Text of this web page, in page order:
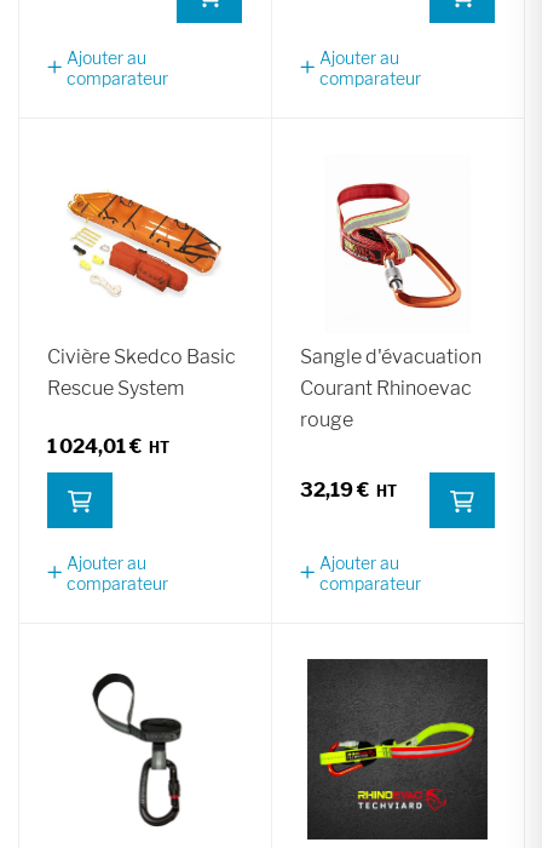
Ajouter au
comparateur
Ajouter au
comparateur
Civière Skedco Basic
Rescue System
1 024,01 €
Ajouter au
comparateur
Sangle d'évacuation
Courant Rhinoevac
rouge
32,19 €
Ajouter au
comparateur